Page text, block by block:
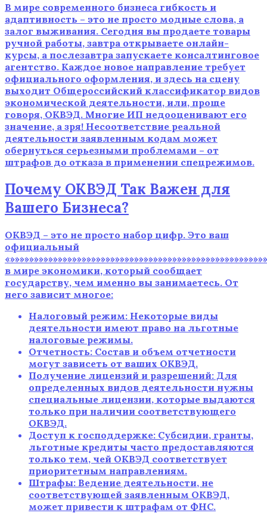
В мире современного бизнеса гибкость и
адаптивность – это не просто модные слова, а
залог выживания. Сегодня вы продаете товары
ручной работы, завтра открываете онлайн-
курсы, а послезавтра запускаете консалтинговое
агентство. Каждое новое направление требует
официального оформления, и здесь на сцену
выходит Общероссийский классификатор видов
экономической деятельности, или, проще
говоря, ОКВЭД. Многие ИП недооценивают его
значение, а зря! Несоответствие реальной
деятельности заявленным кодам может
обернуться серьезными проблемами – от
штрафов до отказа в применении спецрежимов.
Почему ОКВЭД Так Важен для
Вашего Бизнеса?
ОКВЭД – это не просто набор цифр. Это ваш
официальный
в мире экономики, который сообщает
государству, чем именно вы занимаетесь. От
него зависит многое:
Налоговый режим: Некоторые виды
деятельности имеют право на льготные
налоговые режимы.
Отчетность: Состав и объем отчетности
могут зависеть от ваших ОКВЭД.
Получение лицензий и разрешений: Для
определенных видов деятельности нужны
специальные лицензии, которые выдаются
только при наличии соответствующего
ОКВЭД.
Доступ к господдержке: Субсидии, гранты,
льготные кредиты часто предоставляются
только тем, чей ОКВЭД соответствует
приоритетным направлениям.
Штрафы: Ведение деятельности, не
соответствующей заявленным ОКВЭД,
может привести к штрафам от ФНС.